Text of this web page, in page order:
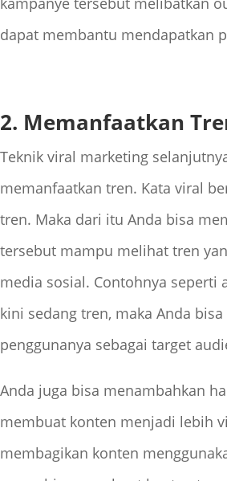
dapat membantu mendapatkan
2. Memanfaatkan
Teknik viral marketing
memanfaatkan tren. Kata viral
tren. Maka dari itu Anda bisa
tersebut mampu melihat tren
media sosial. Contohnya seperti
kini sedang tren, maka Anda
penggunanya sebagai target
Anda juga bisa menambahkan
membuat konten menjadi lebih
membagikan konten